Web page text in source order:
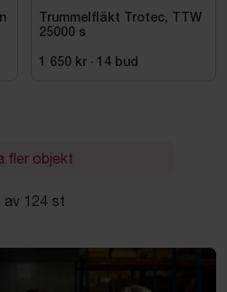
Trummelfläkt Trotec, TTW
25000 s
1 650 kr · 14 bud
fler objekt
av 124 st